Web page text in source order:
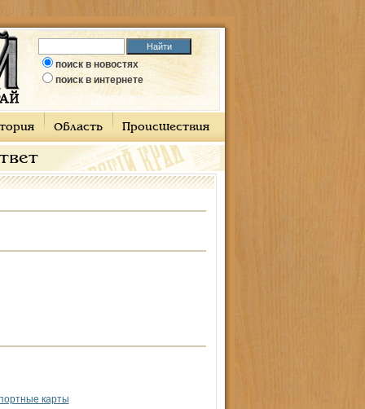
поиск в новостях
поиск в интернете
Область Происшествия
карты